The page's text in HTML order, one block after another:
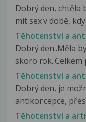
Dobrý den, chtěla
mít sex v době,
Těhotenství a
Dobrý den..Měla
skoro rok..Celkem
Těhotenství a
Dobrý den, je
antikoncepce,
Těhotenství a